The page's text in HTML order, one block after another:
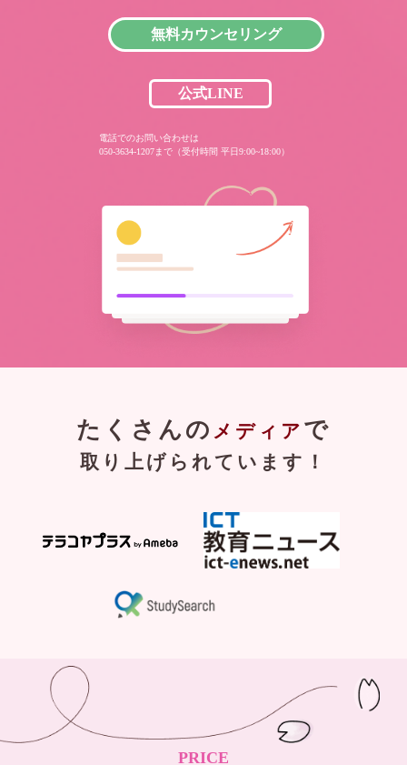
無料カウンセリング
公式LINE
電話でのお問い合わせは
050-3634-1207まで（受付時間 平日9:00~18:00）
たくさんの メディア で
取り上げられています！
PRICE